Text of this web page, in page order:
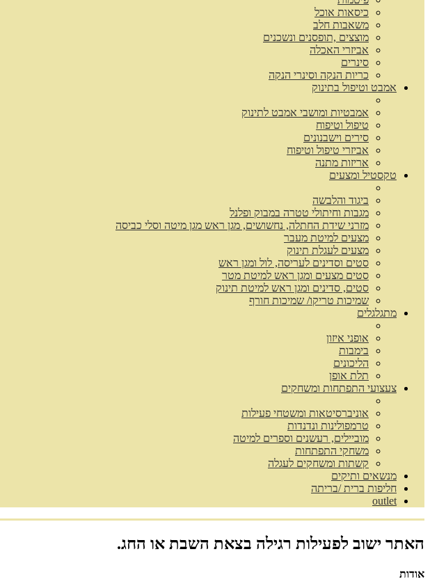
כיסאות אוכל
משאבות חלב
מוצצים ,תופסנים ונשכנים
אביזרי האכלה
סינרים
כריות הנקה וסינרי הנקה
אמבט וטיפול בתינוק
אמבטיות ומושבי אמבט לתינוק
טיפול וטיפוח
סירים וישבנונים
אביזרי טיפול וטיפוח
אריזות מתנה
טקסטיל ומצעים
ביגוד והלבשה
מגבות וחיתולי טטרה במבוק ופלנל
מזרני שידת החתלה, נחשושים, מגן ראש מגן מיטה וסלי כביסה
מצעים למיטת מעבר
מצעים לעגלת תינוק
סטים וסדינים לעריסה, לול ומגן ראש
סטים מצעים ומגן ראש למיטת מטר
סטים, סדינים ומגן ראש למיטת תינוק
שמיכות טריקו/ שמיכות חורף
מתגלגלים
אופני איזון
בימבות
הליכונים
תלת אופן
צעצועי התפתחות ומשחקים
אוניברסיטאות ומשטחי פעילות
טרמפולינות ונדנדות
מוביילים, רעשנים וספרים למיטה
משחקי התפתחות
קשתות ומשחקים לעגלה
מנשאים ותיקים
חליפות ברית /בריתה
outlet
האתר ישוב לפעילות רגילה בצאת השבת או החג.
אודות